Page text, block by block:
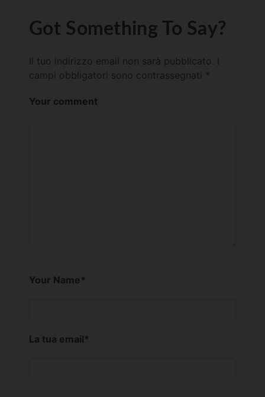
Got Something To Say?
Il tuo indirizzo email non sarà pubblicato.
campi obbligatori sono contrassegnati *
Your comment
Your Name*
La tua email*